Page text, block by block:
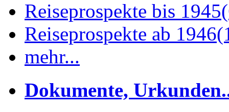
Reiseprospekte bis 1945
Reiseprospekte ab 1946
mehr...
Dokumente,